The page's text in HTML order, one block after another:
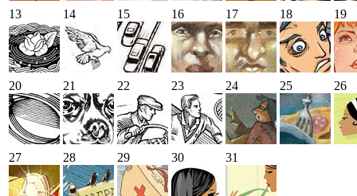
13 14 15 16 17 18 19
20 21 22 23 24 25 26
27 28 29 30 31